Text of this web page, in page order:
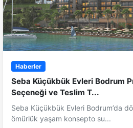
Haberler
Seba Küçükbük Evleri Bodrum
Seçeneği ve Teslim T...
Seba Küçükbük Evleri Bodrum’da
ömürlük yaşam konsepto su...